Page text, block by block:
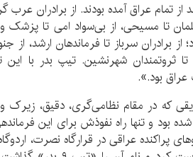
از تمام عراق آمده بودند. از برادران عرب
تا مسیحی، از بی‌سواد امی تا پزشک
از برادران سرباز تا فرماندهان ارشد،
تا ثروتمندان شهرنشین. تیپ بدر با
بود.».
که در مقام نظامی‌گری، دقیق، زیرک و
بود و تنها راه نفوذش برای این
پراکنده عراقی در قرارگاه نصرت،